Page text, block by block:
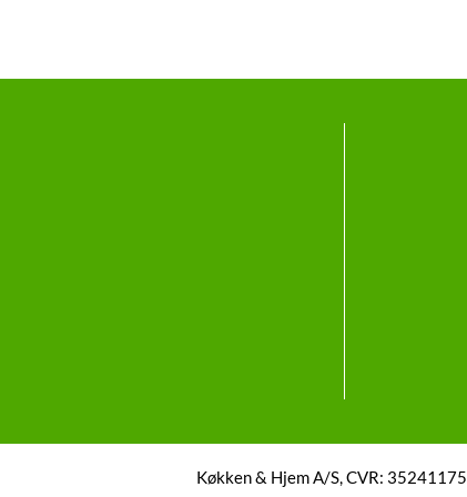
Køkken & Hjem A/S, CVR: 35241175